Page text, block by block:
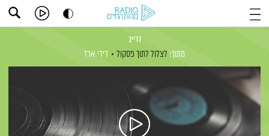
דרייב
מתוך: לצלול לתוך פסקול דידי ארז